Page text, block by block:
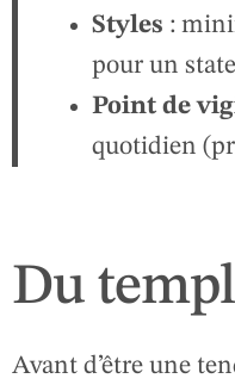
Styles :
pour un
Point de
quotidien
Du
Avant d’être une